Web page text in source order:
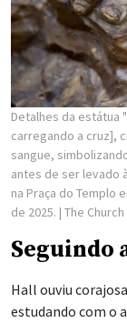
Detalhes da estátua
carregando a cruz],
sangue,
antes de ser levado
na Praça do Templo
de 2025. | The
Seguindo
Hall ouviu
estudando com o